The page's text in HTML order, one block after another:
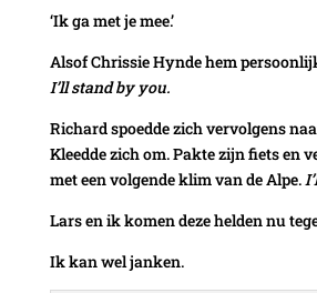
‘Ik ga met je mee.’
Alsof Chrissie Hynde hem
I’ll stand by you.
Richard spoedde zich vervolgens
Kleedde zich om. Pakte zijn fiets en
met een volgende klim van de Alpe.
Lars en ik komen deze helden nu
Ik kan wel janken.